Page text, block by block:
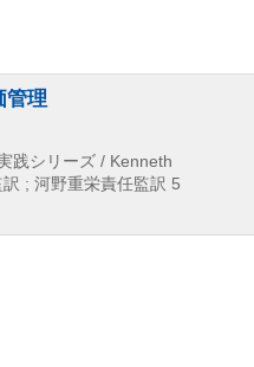
管理
践シリーズ / Kenneth
; 河野重栄責任監訳 5